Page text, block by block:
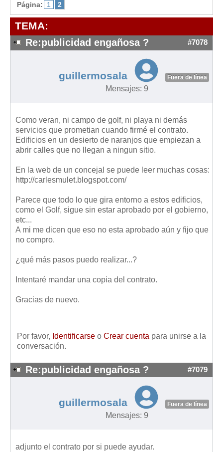
Requerimientos y comunicaciones
Formularios sobre Propiedad Horizontal
Modelos de Convocatoria de Junta de Propietarios
Modelos de Acta de Junta de Propietarios
Requerimientos y comunicaciones
Legislación sobre la Comunidad de Propietarios
Legislación sobre Adquisición de Vivienda en Propiedad
Diccionario
Usuario
Entrar / Salir
Mis boletines
Página: 1 2
TEMA:
Re:publicidad engañosa ? #7078
guillermosala Fuera de línea
Mensajes: 9
Como veran, ni campo de golf, ni playa ni demás
servicios que prometian cuando firmé el contrato.
Edificios en un desierto de naranjos que empiezan a
abrir calles que no llegan a ningun sitio.
En la web de un concejal se puede leer muchas cosas:
http://carlesmulet.blogspot.com/
Parece que todo lo que gira entorno a estos edificios,
como el Golf, sigue sin estar aprobado por el gobierno,
etc...
A mi me dicen que eso no esta aprobado aún y fijo que
no compro.
¿qué más pasos puedo realizar...?
Intentaré mandar una copia del contrato.
Gracias de nuevo.
Por favor, Identificarse o Crear cuenta para unirse a la
conversación.
Re:publicidad engañosa ? #7079
guillermosala Fuera de línea
Mensajes: 9
adjunto el contrato por si puede ayudar.